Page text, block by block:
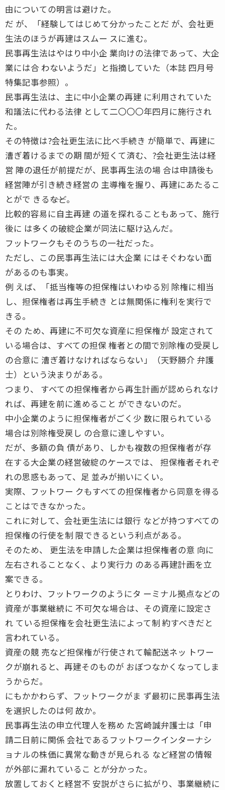
由についての明言は避けた。
だ が、「経験してはじめて分かったことだ が、会社更
生法のほうが再建はスムー スに進む。
民事再生法はやはり中小企 業向けの法律であって、大企
業には合 わないようだ」と指摘していた（本誌 四月号
特集記事参照）。
民事再生法は、主に中小企業の再建 に利用されていた
和議法に代わる法律 として二〇〇〇年四月に施行され
た。
その特徴は?会社更生法に比べ手続き が簡単で、再建に
漕ぎ着けるまでの期 間が短くて済む、?会社更生法は経
営 陣の退任が前提だが、民事再生法の場 合は申請後も
経営陣が引き続き経営の 主導権を握り、再建にあたるこ
とがで きる――など。
比較的容易に自主再建 の道を探れることもあって、施行
後に は多くの破綻企業が同法に駆け込んだ。
フットワークもそのうちの一社だった。
ただし、この民事再生法には大企業 にはそぐわない面
があるのも事実。
例 えば、「抵当権等の担保権はいわゆる別 除権に相当
し、担保権者は再生手続き とは無関係に権利を実行で
きる。
その ため、再建に不可欠な資産に担保権が 設定されて
いる場合は、すべての担保 権者との間で別除権の受戻し
の合意に 漕ぎ着けなければならない」（天野勝介 弁護
士）という決まりがある。
つまり、 すべての担保権者から再生計画が認められなけ
れば、再建を前に進めること ができないのだ。
中小企業のように担保権者がごく少 数に限られている
場合は別除権受戻し の合意に達しやすい。
だが、多額の負 債があり、しかも複数の担保権者が存
在する大企業の経営破綻のケースでは、 担保権者それぞ
れの思惑もあって、足 並みが揃いにくい。
実際、フットワー クもすべての担保権者から同意を得る
ことはできなかった。
これに対して、会社更生法には銀行 などが持つすべての
担保権の行使を制 限できるという利点がある。
そのため、 更生法を申請した企業は担保権者の意 向に
左右されることなく、より実行力 のある再建計画を立
案できる。
とりわけ、フットワークのようにタ ーミナル拠点などの
資産が事業継続に 不可欠な場合は、その資産に設定さ
れ ている担保権を会社更生法によって制 約すべきだと
言われている。
資産の競 売など担保権が行使されて輸配送ネッ トワー
クが崩れると、再建そのものが おぼつなかくなってしま
うからだ。
にもかかわらず、フットワークがま ず最初に民事再生法
を選択したのは何 故か。
民事再生法の申立代理人を務め た宮崎誠弁護士は「申
請二日前に関係 会社であるフットワークインターナシ
ョナルの株価に異常な動きが見られる など経営の情報
が外部に漏れているこ とが分かった。
放置しておくと経営不 安説がさらに拡がり、事業継続に